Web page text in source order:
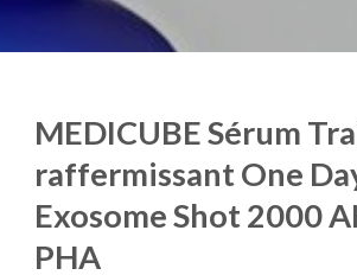
MEDICUBE Sérum
raffermissant One
Exosome Shot 2000
PHA